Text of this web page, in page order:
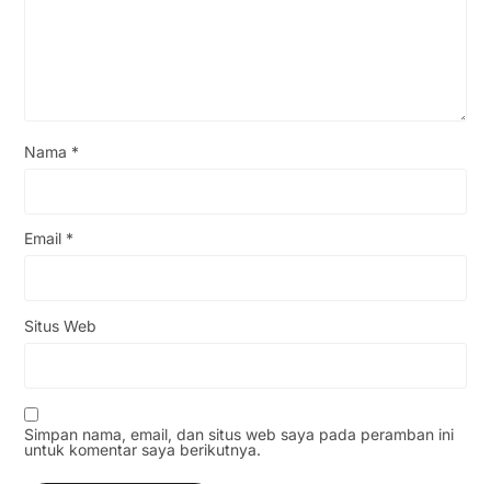
Nama *
Email *
Situs Web
Simpan nama, email, dan situs web saya pada peramban ini
untuk komentar saya berikutnya.